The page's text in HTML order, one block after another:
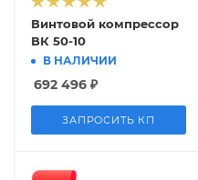
Винтовой компрессор
ВК 50-10
В НАЛИЧИИ
692 496 ₽
ЗАПРОСИТЬ КП